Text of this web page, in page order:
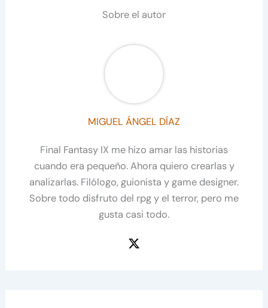
Sobre el autor
MIGUEL ÁNGEL DÍAZ
Final Fantasy IX me hizo amar las historias
cuando era pequeño. Ahora quiero crearlas y
analizarlas. Filólogo, guionista y game designer.
Sobre todo disfruto del rpg y el terror, pero me
gusta casi todo.